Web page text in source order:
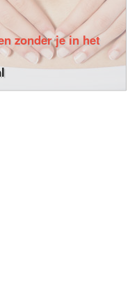
zonder je in het